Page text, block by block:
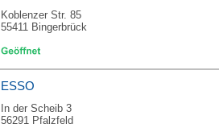
Koblenzer Str. 85
55411 Bingerbrück
ESSO
In der Scheib 3
56291 Pfalzfeld